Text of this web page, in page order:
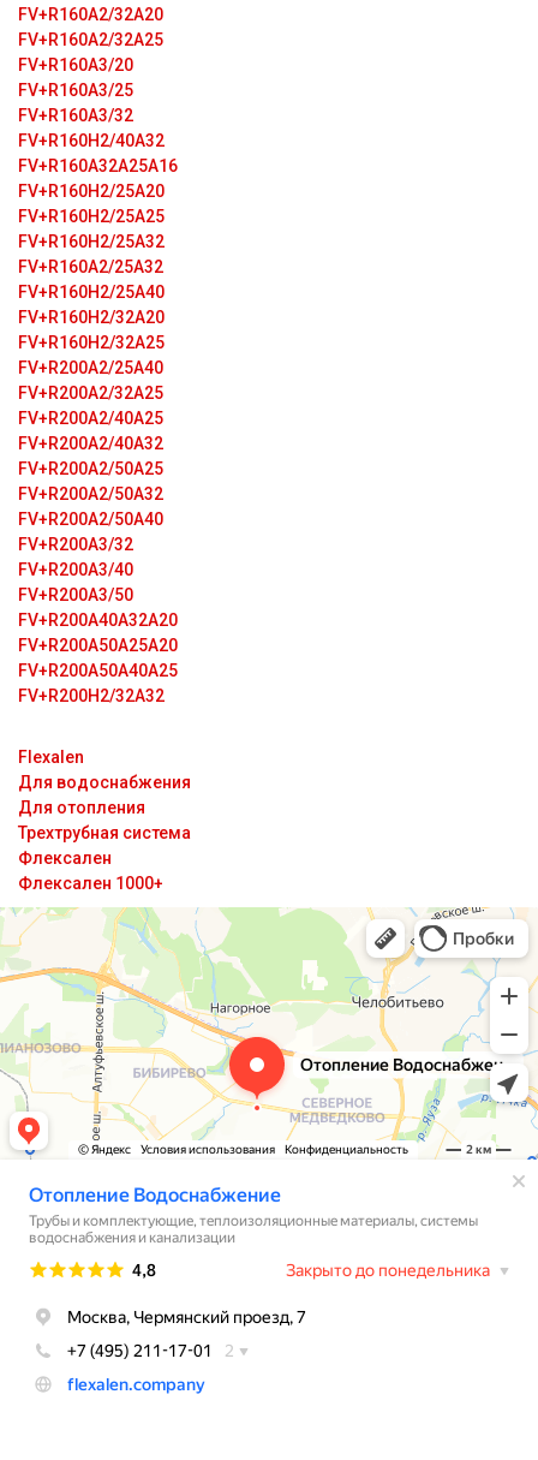
FV+R160A2/32A20
FV+R160A2/32A25
FV+R160A3/20
FV+R160A3/25
FV+R160A3/32
FV+R160Н2/40А32
FV+R160A32A25A16
FV+R160H2/25A20
FV+R160H2/25A25
FV+R160H2/25A32
FV+R160A2/25A32
FV+R160H2/25A40
FV+R160H2/32A20
FV+R160H2/32A25
FV+R200A2/25A40
FV+R200A2/32A25
FV+R200A2/40A25
FV+R200A2/40A32
FV+R200A2/50A25
FV+R200A2/50A32
FV+R200A2/50A40
FV+R200A3/32
FV+R200A3/40
FV+R200A3/50
FV+R200A40A32A20
FV+R200A50A25A20
FV+R200A50A40A25
FV+R200H2/32A32
Flexalen
Для водоснабжения
Для отопления
Трехтрубная система
Флексален
Флексален 1000+